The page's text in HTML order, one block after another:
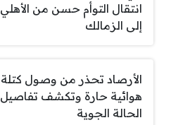
انتقال التوأم حسن من الأهلي
إلى الزمالك
الأرصاد تحذر من وصول كتلة
هوائية حارة وتكشف تفاصيل
الحالة الجوية